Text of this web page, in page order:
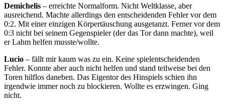
Demichelis – erreichte Normalform. Nicht Weltklasse, aber
ausreichend. Machte allerdings den entscheidenden Fehler vor dem
0:2. Mit einer einzigen Körpertäuschung ausgetanzt. Ferner vor dem
0:3 nicht bei seinem Gegenspieler (der das Tor dann machte), weil
er Lahm helfen musste/wollte.
Lucio – fällt mir kaum was zu ein. Keine spielentscheidenden
Fehler. Konnte aber auch nicht helfen und stand teilweise bei den
Toren hilflos daneben. Das Eigentor des Hinspiels schien ihn
irgendwie immer noch zu blockieren. Wollte es erzwingen. Ging
nicht.